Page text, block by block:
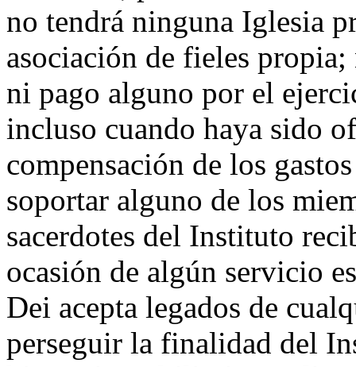
no tendrá ninguna Iglesia
asociación de fieles
ni pago alguno por el
incluso cuando haya sido
compensación de los
soportar alguno de los
sacerdotes del Instituto
ocasión de algún servicio
Dei acepta legados de
perseguir la finalidad del